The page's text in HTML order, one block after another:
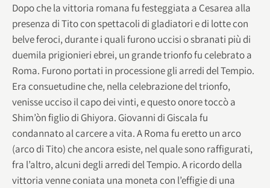
Dopo che la vittoria romana fu festeggiata a Cesarea alla
presenza di Tito con spettacoli di gladiatori e di lotte con
belve feroci, durante i quali furono uccisi o sbranati più di
duemila prigionieri ebrei, un grande trionfo fu celebrato a
Roma. Furono portati in processione gli arredi del Tempio.
Era consuetudine che, nella celebrazione del trionfo,
venisse ucciso il capo dei vinti, e questo onore toccò a
Shim’òn figlio di Ghiyora. Giovanni di Giscala fu
condannato al carcere a vita. A Roma fu eretto un arco
(arco di Tito) che ancora esiste, nel quale sono raffigurati,
fra l’altro, alcuni degli arredi del Tempio. A ricordo della
vittoria venne coniata una moneta con l’effigie di una